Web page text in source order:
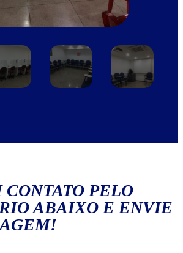
PELO
ABAIXO E ENVIE